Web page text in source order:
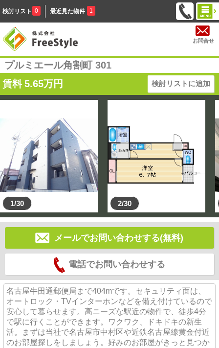
検討リスト 0 最近見た物件 1
お問合せ
プルミエール角割町 301
賃料 5.65万円 検討リストに追加
1/30 2/30
メールでお問い合わせする(無料)
電話でお問い合わせする
名古屋牛田通郵便局まで404mです。セキュリティ面は、
オートロック・TVインターホンなどを備え付けているので
安心して暮らせます。高ニーズな駅近の物件で、徒歩4分
で駅に行くことができます。ワクワク、ドキドキの新生
活。まずは当社で名古屋市中村区や近鉄名古屋線黄金付近
のお部屋探しをしましょう。好みのお部屋がきっと見つか